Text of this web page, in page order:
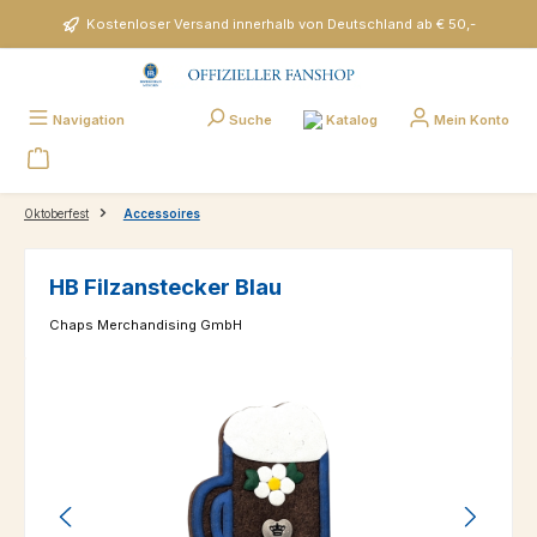
Zum Hauptinhalt springenKostenloser Versand innerhalb von Deutschland ab € 50,-
Navigation Suche Katalog Mein Konto
Oktoberfest Accessoires
HB Filzanstecker Blau
Chaps Merchandising GmbH